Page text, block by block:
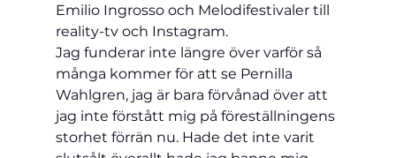
Emilio Ingrosso och Melodifestivaler till
reality-tv och Instagram.
Jag funderar inte längre över varför så
många kommer för att se Pernilla
Wahlgren, jag är bara förvånad över att
jag inte förstått mig på föreställningens
storhet förrän nu. Hade det inte varit